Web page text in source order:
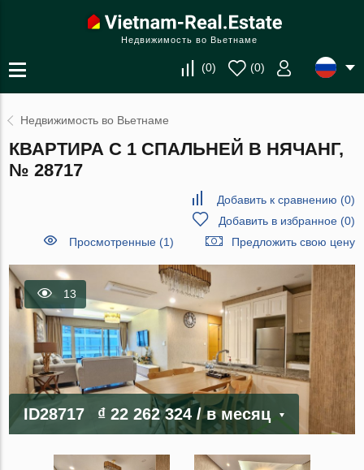
Недвижимость во Вьетнаме
(0) (0)
Недвижимость во Вьетнаме
КВАРТИРА С 1 СПАЛЬНЕЙ В НЯЧАНГ,
№ 28717
Добавить к сравнению (0)
Добавить в избранное(0)
Просмотренные (1)
Предложить свою цену
13
ID28717 ₫ 22 262 324/ в месяц